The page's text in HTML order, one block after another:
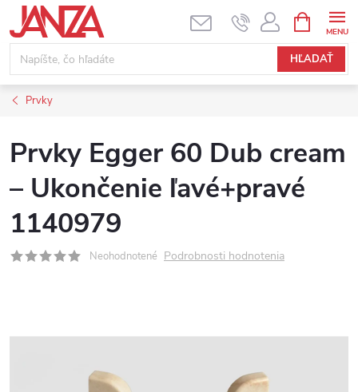
Prejsť na obsah
HĽADAŤ
Prvky
Prvky Egger 60 Dub cream
– Ukončenie ľavé+pravé
1140979
Neohodnotené Podrobnosti hodnotenia